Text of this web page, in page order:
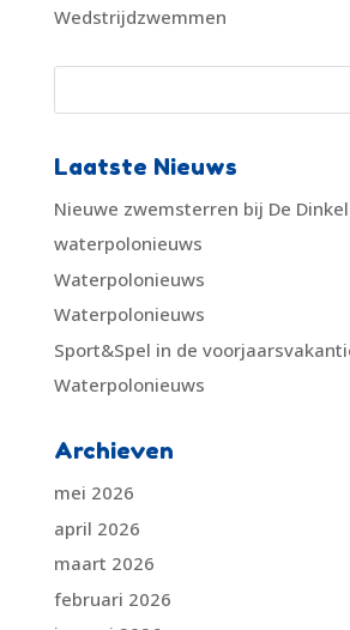
Wedstrijdzwemmen
Laatste Nieuws
Nieuwe zwemsterren bij De Dinkel
waterpolonieuws
Waterpolonieuws
Waterpolonieuws
Sport&Spel in de
Waterpolonieuws
Archieven
mei 2026
april 2026
maart 2026
februari 2026